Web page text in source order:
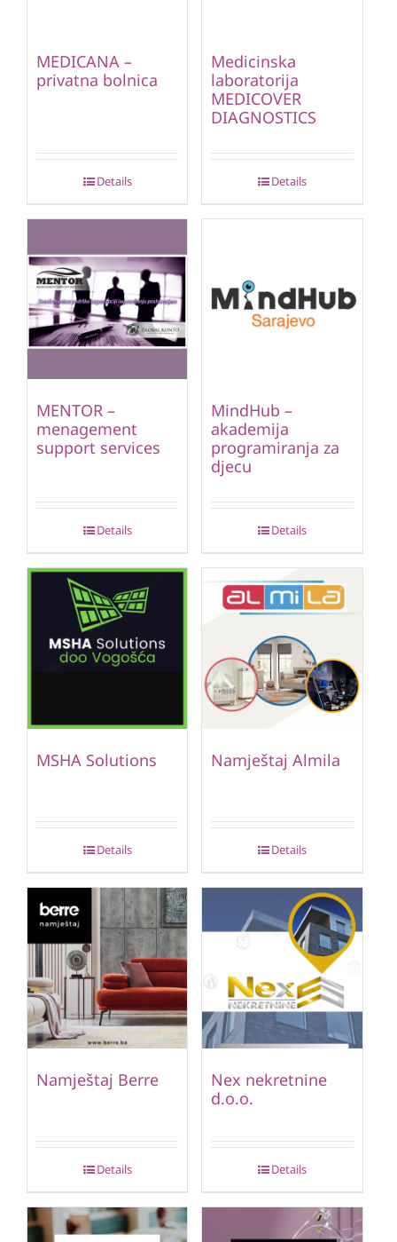
MEDICANA –
privatna bolnica
Details
Medicinska
laboratorija
MEDICOVER
DIAGNOSTICS
Details
MENTOR –
menagement
support services
Details
MindHub –
akademija
programiranja za
djecu
Details
MSHA Solutions
Details
Namještaj Almila
Details
Namještaj Berre
Details
Nex nekretnine
d.o.o.
Details